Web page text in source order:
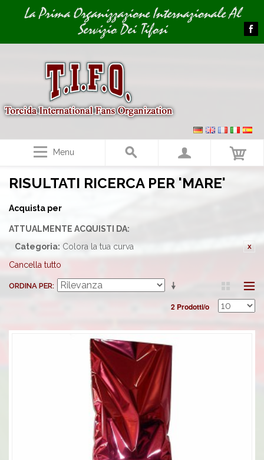
Image 01La Prima Organizzazione Internazionale Al
Servizio Dei Tifosi
Menu
RISULTATI RICERCA PER 'MARE'
Acquista per
ATTUALMENTE ACQUISTI DA:
Categoria: Colora la tua curva
Cancella tutto
ORDINA PER
2 Prodotti/o